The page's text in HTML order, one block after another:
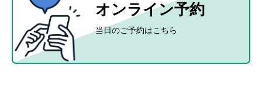
オンライン予約
当日のご予約はこちら